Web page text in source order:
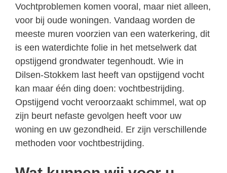
Vochtproblemen komen vooral, maar niet alleen,
voor bij oude woningen. Vandaag worden de
meeste muren voorzien van een waterkering, dit
is een waterdichte folie in het metselwerk dat
opstijgend grondwater tegenhoudt. Wie in
Dilsen-Stokkem last heeft van opstijgend vocht
kan maar één ding doen: vochtbestrijding.
Opstijgend vocht veroorzaakt schimmel, wat op
zijn beurt nefaste gevolgen heeft voor uw
woning en uw gezondheid. Er zijn verschillende
methoden voor vochtbestrijding.